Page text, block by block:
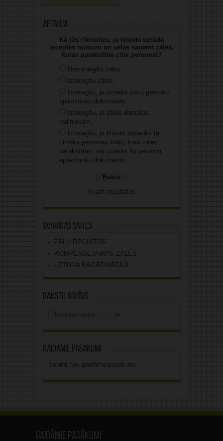
Aptauja
Kā jūs rīkosities, ja klients uzrāda
receptes numuru un vēlas saņemt zāles,
kuras parakstītas citai personai?
Neizsniegšu zāles.
Izsniegšu zāles.
Izsniegšu, ja uzrādīs savu personu
apliecinošu dokumentu.
Izsniegšu, ja zāles domātas
radiniekam.
Izsniegšu, ja klients nosauks tā
cilvēka personas kodu, kam zāles
parakstītas, vai uzrādīs šo personu
apliecinošu dokumentu.
Skatīt rezultātus
Svarīgas saites
ZĀĻU REĢISTRS
KOMPENSĒJAMĀS ZĀLES
UZTURA BAGĀTINĀTĀJI
Rakstu arhīvs
Gaidāmie pasākumi
Šobrīd nav gaidāmo pasākumi.
Gaidāmie pasākumi